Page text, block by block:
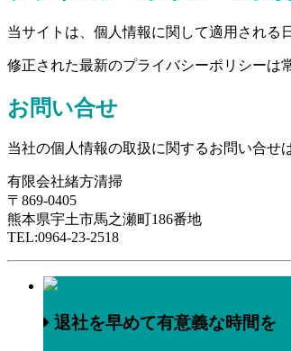
当サイトは、個人情報に関して適用される
修正された最新のプライバシーポリシーは
お問い合せ
当社の個人情報の取扱に関するお問い合せ
有限会社緒方清掃
〒869-0405
熊本県宇土市馬之瀬町186番地
TEL:0964-23-2518
退社を早めて有意義な時間を